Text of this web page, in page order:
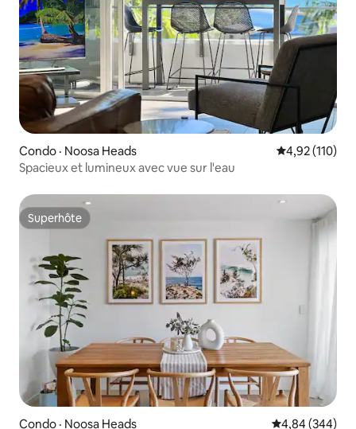
Condo · Noosa Heads Note
4,92 (110)
Spacieux et lumineux avec vue sur l'eau
Superhôte
Superhôte
Condo · Noosa Heads Note
4,84 (344)